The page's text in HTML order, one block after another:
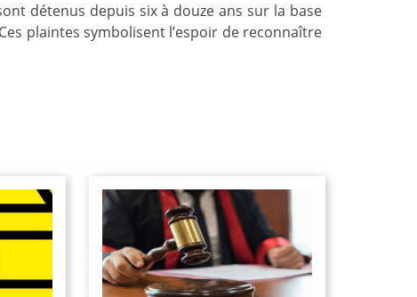
détenus depuis six à douze ans sur la base
plaintes symbolisent l’espoir de reconnaître